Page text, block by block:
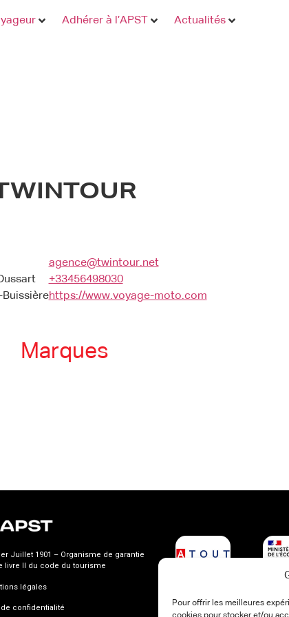
Pour offrir les meilleures
Adhérer à l’APST Actualités
TWINTOUR
Buissière
agence@twintour.net
+33456498030
https://www.voyage-moto.com
Marques
Juillet 1901 – Organisme de garantie
livre II du code du tourisme
légales
confidentialité